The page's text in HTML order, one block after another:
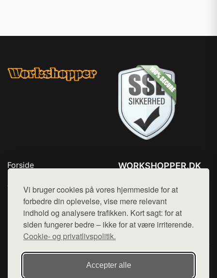
Vi bruger cookies på vores hjemmeside for at
forbedre din oplevelse, vise mere relevant
indhold og analysere trafikken. Kort sagt: for at
siden fungerer bedre – ikke for at være irriterende.
Cookie- og privatlivspolitik.
Accepter alle
Forside
Top Rabatter
Kontakt
WORKSHOPPER.DK
Mail: hej@want.dk
Cookie- og privatlivspolitik
Denne side er en del af want.dk, der udgiver en række
hjemmesider med præsentation af forskellige produkter fra